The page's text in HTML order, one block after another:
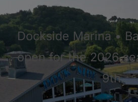
Dockside Marina •
open for the 2026
9th.